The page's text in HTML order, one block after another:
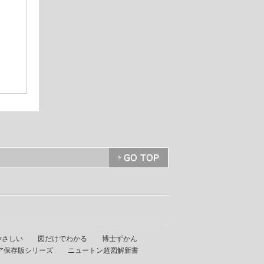
さしい 図だけでわかる
博士ずかん
保存版シリーズ
ニュートン超図解新書